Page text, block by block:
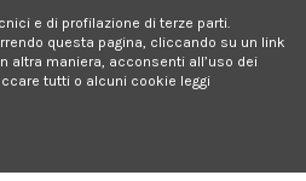
e di profilazione di terze parti.
questa pagina, cliccando su un link
altra maniera, acconsenti all’uso dei
tutti o alcuni cookie leggi